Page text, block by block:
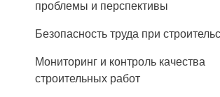
проблемы и перспективы
Безопасность труда при
Мониторинг и контроль качества
строительных работ